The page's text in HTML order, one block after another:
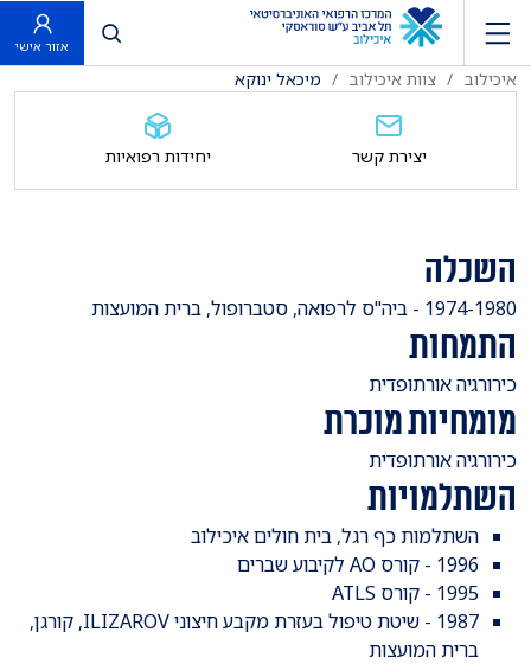
פתח חיפוש
אזור אישי
איכילוב צוות איכילוב מיכאל ינוקא
השכלה
​1974-1980 - ביה"ס לרפואה, סטברופול, ברית המועצות
התמחות
​כירורגיה אורתופדית
מומחיות מוכרת
​כירורגיה אורתופדית
השתלמויות
השתלמות כף רגל, בית חולים איכילוב
1996 - קורס AO לקיבוע שברים
1995 - קורס ATLS
1987 - שיטת טיפול בעזרת מקבע חיצוני ILIZAROV, קורגן,
ברית המועצות
יצירת קשר יחידות רפואיות